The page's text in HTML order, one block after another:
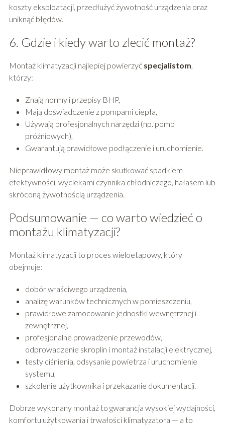
koszty eksploatacji, przedłużyć żywotność urządzenia oraz
uniknąć błędów.
6. Gdzie i kiedy warto zlecić montaż?
Montaż klimatyzacji najlepiej powierzyć specjalistom,
którzy:
Znają normy i przepisy BHP,
Mają doświadczenie z pompami ciepła,
Używają profesjonalnych narzędzi (np. pomp
próżniowych),
Gwarantują prawidłowe podłączenie i uruchomienie.
Nieprawidłowy montaż może skutkować spadkiem
efektywności, wyciekami czynnika chłodniczego, hałasem lub
skróconą żywotnością urządzenia.
Podsumowanie — co warto wiedzieć o
montażu klimatyzacji?
Montaż klimatyzacji to proces wieloetapowy, który
obejmuje:
dobór właściwego urządzenia,
analizę warunków technicznych w pomieszczeniu,
prawidłowe zamocowanie jednostki wewnętrznej i
zewnętrznej,
profesjonalne prowadzenie przewodów,
odprowadzenie skroplin i montaż instalacji elektrycznej,
testy ciśnienia, odsysanie powietrza i uruchomienie
systemu,
szkolenie użytkownika i przekazanie dokumentacji.
Dobrze wykonany montaż to gwarancja wysokiej wydajności,
komfortu użytkowania i trwałości klimatyzatora — a to